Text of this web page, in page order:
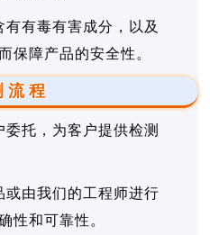
有毒有害成分，以及
保障产品的安全性。
流程
托，为客户提供检测
或由我们的工程师进行
性和可靠性。